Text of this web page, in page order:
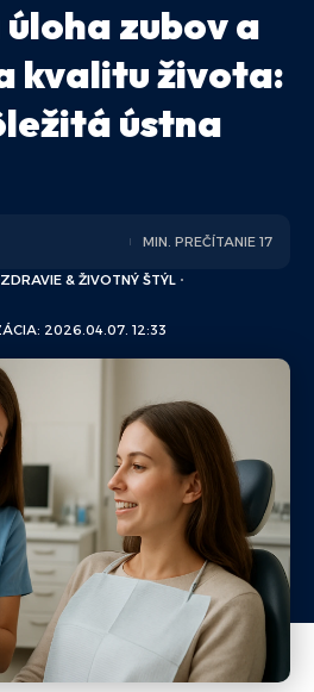
zubov a
kvalitu života:
ústna
2026.04.07. 12:33
ZDRAVIE & ŽIVOTNÝ ŠTÝL
MIN. PREČÍTANIE 17